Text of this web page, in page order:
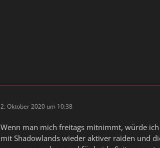
2. Oktober 2020 um 10:38
Wenn man mich freitags mitnimmt, würde
mit Shadowlands wieder aktiver raiden und